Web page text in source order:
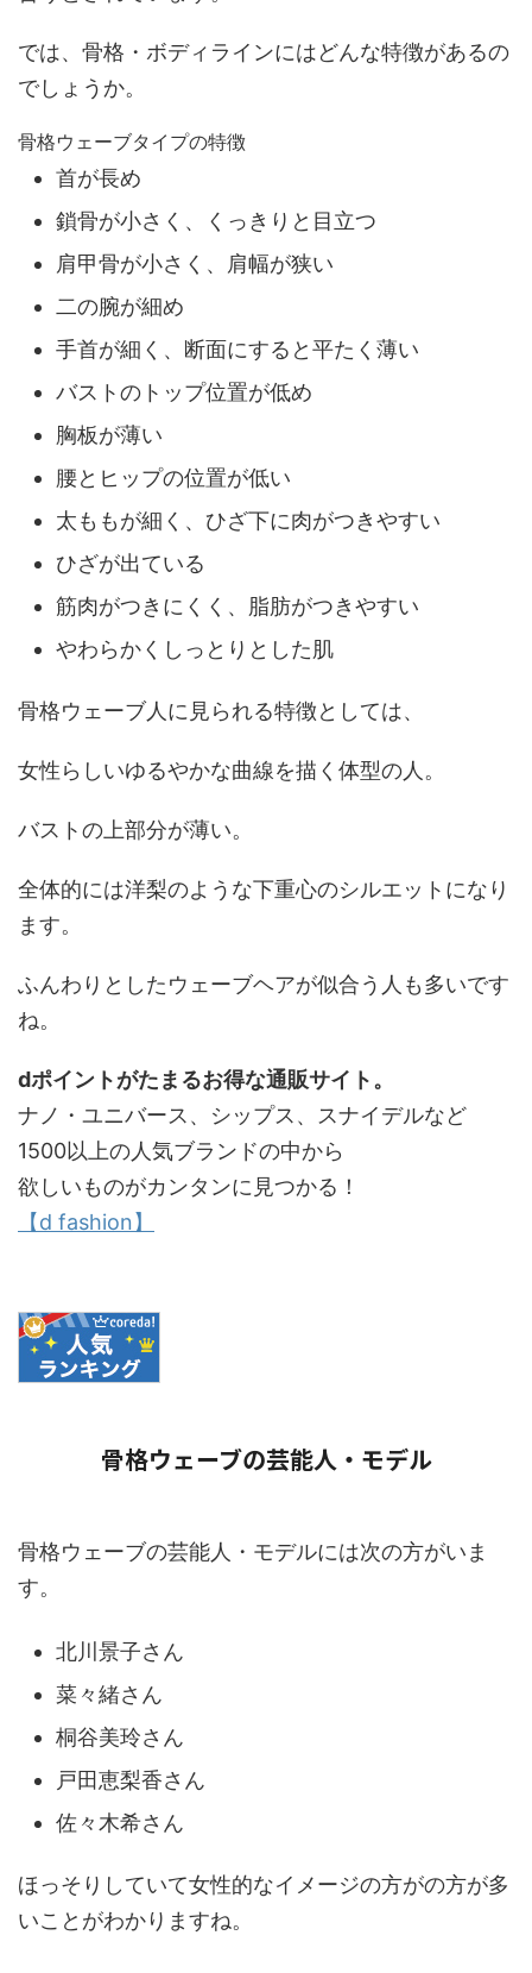
では、骨格・ボディラインにはどんな特徴があるの
でしょうか。
骨格ウェーブタイプの特徴
首が長め
鎖骨が小さく、くっきりと目立つ
肩甲骨が小さく、肩幅が狭い
二の腕が細め
手首が細く、断面にすると平たく薄い
バストのトップ位置が低め
胸板が薄い
腰とヒップの位置が低い
太ももが細く、ひざ下に肉がつきやすい
ひざが出ている
筋肉がつきにくく、脂肪がつきやすい
やわらかくしっとりとした肌
骨格ウェーブ人に見られる特徴としては、
女性らしいゆるやかな曲線を描く体型の人。
バストの上部分が薄い。
全体的には洋梨のような下重心のシルエットになり
ます。
ふんわりとしたウェーブヘアが似合う人も多いです
ね。
dポイントがたまるお得な通販サイト。
ナノ・ユニバース、シップス、スナイデルなど
1500以上の人気ブランドの中から
欲しいものがカンタンに見つかる！
【d fashion】
骨格ウェーブの芸能人・モデル
骨格ウェーブの芸能人・モデルには次の方がいま
す。
北川景子さん
菜々緒さん
桐谷美玲さん
戸田恵梨香さん
佐々木希さん
ほっそりしていて女性的なイメージの方がの方が多
いことがわかりますね。